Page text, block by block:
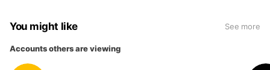
You might like See more
Accounts others are viewing